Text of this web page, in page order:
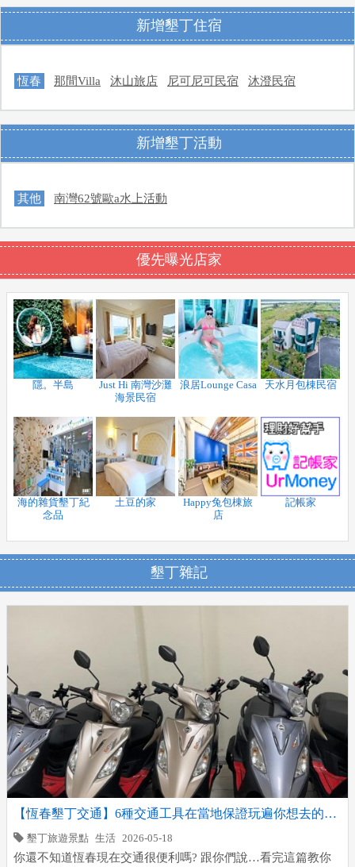
新增墾丁住宿
恆春 那間Villa 沐山旅店 尼可尼可民宿 沐澄民宿
新增墾丁活動
其他 南灣62號歐a水上活動
優先曝光店家
隱。半島
海的雜貨墾丁紀
念品
Just Hi 南灣沙灘
海景民宿
土豆的家
浪居Lounge Casa
Happy兔包棟旅
店
天水月包棟民宿
記帳家
墾丁雜記
【恆春墾丁交通】6種交通工具在當地保證玩遍你想去的地
方，恆春半島旅遊輕鬆又方便~
墾丁旅遊景點 生活 2026-05-18
你還不知道恆春現在交通很便利嗎? 跟你們說…看完這篇教你